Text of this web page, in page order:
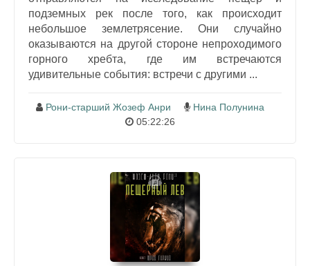
подземных рек после того, как происходит
небольшое землетрясение. Они случайно
оказываются на другой стороне непроходимого
горного хребта, где им встречаются
удивительные события: встречи с другими ...
Рони-старший Жозеф Анри
Нина Полунина
05:22:26